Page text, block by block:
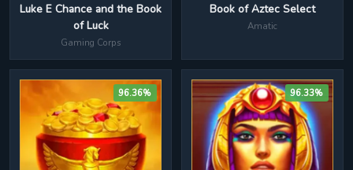
Luke E Chance and the Book
of Luck
Gaming Corps
Book of Aztec Select
Amatic
96.36% 96.33%